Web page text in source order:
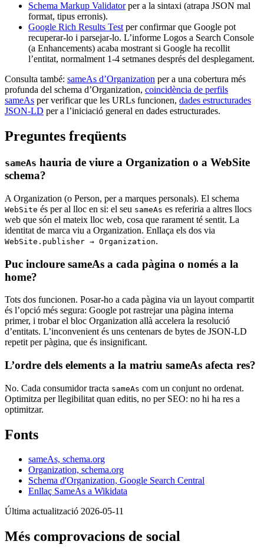
Schema Markup Validatorper a la sintaxi (atrapa JSON mal
format, tipus erronis).
Google Rich Results Test per confirmar que Google pot
recuperar-lo i parsejar-lo. L’informe Logos a Search Console
(a Enhancements) acaba mostrant si Google ha recollit
l’entitat, normalment 1-4 setmanes després del desplegament.
Consulta també: sameAs d’Organization per a una cobertura més
profunda del schema d’Organization, coincidència de perfils
sameAs per verificar que les URLs funcionen, dades estructurades
JSON-LD per a l’iniciació general en dades estructurades.
Preguntes freqüents
sameAs hauria de viure a Organization o a WebSite
schema?
A Organization (o Person, per a marques personals). El schema
WebSite és per al lloc en si: el seu sameAs es referiria a altres llocs
web que són el mateix lloc web, cosa que rarament té sentit. La
identitat de marca viu a Organization. Enllaça els dos via
WebSite.publisher → Organization.
Puc incloure sameAs a cada pàgina o només a la
home?
Tots dos funcionen. Posar-ho a cada pàgina via un layout compartit
és l’opció més segura: Google pot rastrejar una pàgina interna
primer, i trobar el bloc Organization allà accelera la resolució
d’entitats. L’inconvenient és uns centenars de bytes de JSON-LD
repetit per pàgina, que és insignificant.
L’ordre dels elements a la matriu sameAs afecta res?
No. Cada consumidor tracta sameAs com un conjunt no ordenat.
Optimitza per llegibilitat quan editis, no per SEO: no hi ha res a
optimitzar.
Fonts
sameAs, schema.org
Organization, schema.org
Schema d'Organization, Google Search Central
Enllaç SameAs a Wikidata
Última actualització 2026-05-11
Més comprovacions de social